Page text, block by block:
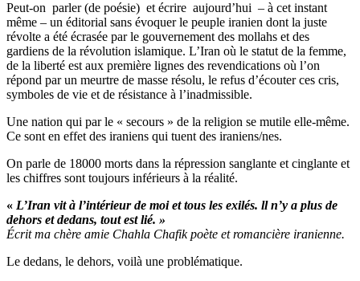
Peut-on parler (de poésie) et écrire aujourd’hui – à cet instant
même – un éditorial sans évoquer le peuple iranien dont la juste
révolte a été écrasée par le gouvernement des mollahs et des
gardiens de la révolution islamique. L’Iran où le statut de la femme,
de la liberté est aux première lignes des revendications où l’on
répond par un meurtre de masse résolu, le refus d’écouter ces cris,
symboles de vie et de résistance à l’inadmissible.
Une nation qui par le « secours » de la religion se mutile elle-même.
Ce sont en effet des iraniens qui tuent des iraniens/nes.
On parle de 18000 morts dans la répression sanglante et cinglante et
les chiffres sont toujours inférieurs à la réalité.
« L’Iran vit à l’intérieur de moi et tous les exilés. ll n’y a plus de
dehors et dedans, tout est lié. »
Écrit ma chère amie Chahla Chafik poète et romancière iranienne.
Le dedans, le dehors, voilà une problématique.